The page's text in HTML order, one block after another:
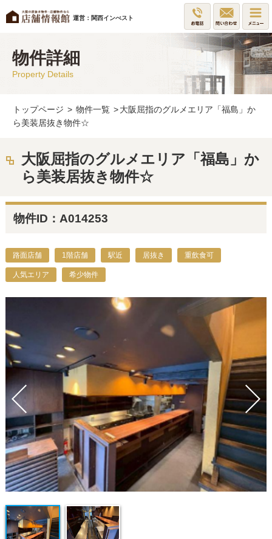
運営：関西インべスト
物件詳細
Property Details
トップページ > 物件一覧 >大阪屈指のグルメエリア「福島」か
ら美装居抜き物件☆
大阪屈指のグルメエリア「福島」か
ら美装居抜き物件☆
物件ID：A014253
路面店舗 1階店舗 駅近 居抜き 重飲食可
人気エリア 希少物件